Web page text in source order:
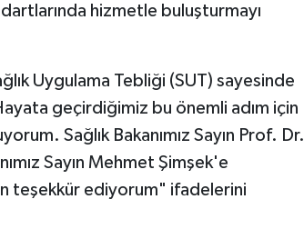
hizmetle buluşturmayı
Uygulama Tebliği (SUT) sayesinde
geçirdiğimiz bu önemli adım için
Sağlık Bakanımız Sayın Prof. Dr.
Sayın Mehmet Şimşek'e
teşekkür ediyorum" ifadelerini